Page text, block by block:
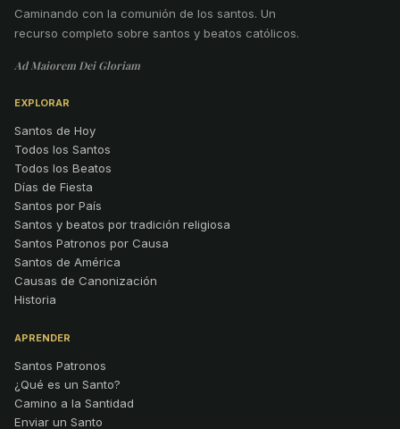
Caminando con la comunión de los santos. Un
recurso completo sobre santos y beatos católicos.
Ad Maiorem Dei Gloriam
EXPLORAR
Santos de Hoy
Todos los Santos
Todos los Beatos
Días de Fiesta
Santos por País
Santos y beatos por tradición religiosa
Santos Patronos por Causa
Santos de América
Causas de Canonización
Historia
APRENDER
Santos Patronos
¿Qué es un Santo?
Camino a la Santidad
Enviar un Santo